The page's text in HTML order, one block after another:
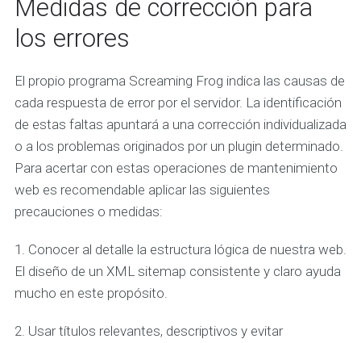
Medidas de corrección para
los errores
El propio programa Screaming Frog indica las causas de
cada respuesta de error por el servidor. La identificación
de estas faltas apuntará a una corrección individualizada
o a los problemas originados por un plugin determinado.
Para acertar con estas operaciones de mantenimiento
web es recomendable aplicar las siguientes
precauciones o medidas:
1. Conocer al detalle la estructura lógica de nuestra web.
El diseño de un XML sitemap consistente y claro ayuda
mucho en este propósito.
2. Usar títulos relevantes, descriptivos y evitar